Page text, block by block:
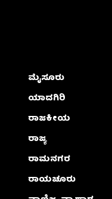
ಮೈಸೂರು
ಯಾದಗಿರಿ
ರಾಜಕೀಯ
ರಾಜ್ಯ
ರಾಮನಗರ
ರಾಯಚೂರು